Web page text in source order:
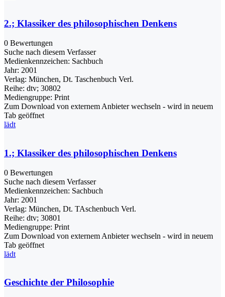
2.; Klassiker des philosophischen Denkens
0 Bewertungen
Suche nach diesem Verfasser
Medienkennzeichen: Sachbuch
Jahr: 2001
Verlag: München, Dt. Taschenbuch Verl.
Reihe: dtv; 30802
Mediengruppe: Print
Zum Download von externem Anbieter wechseln - wird in neuem
Tab geöffnet
lädt
1.; Klassiker des philosophischen Denkens
0 Bewertungen
Suche nach diesem Verfasser
Medienkennzeichen: Sachbuch
Jahr: 2001
Verlag: München, Dt. TAschenbuch Verl.
Reihe: dtv; 30801
Mediengruppe: Print
Zum Download von externem Anbieter wechseln - wird in neuem
Tab geöffnet
lädt
Geschichte der Philosophie